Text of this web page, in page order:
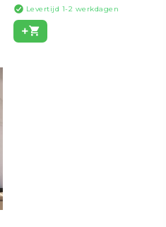
Levertijd 1-2 werkdagen
+